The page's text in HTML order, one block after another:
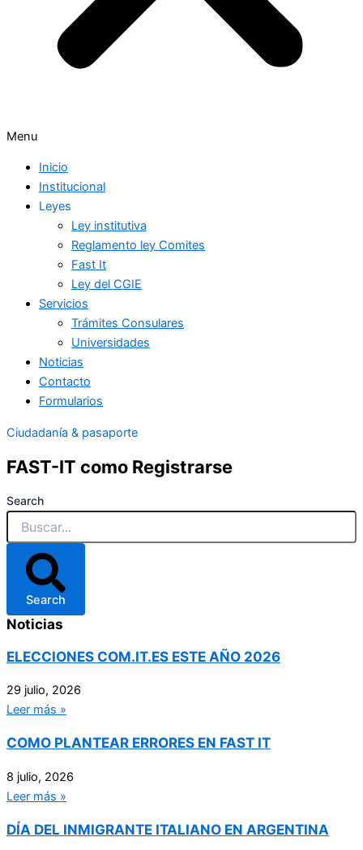
Menu
Inicio
Institucional
Leyes
Ley institutiva
Reglamento ley Comites
Fast It
Ley del CGIE
Servicios
Trámites Consulares
Universidades
Noticias
Contacto
Formularios
Ciudadanía & pasaporte
FAST-IT como Registrarse
Search
Search
Noticias
ELECCIONES COM.IT.ES ESTE AÑO 2026
29 julio, 2026
Leer más »
COMO PLANTEAR ERRORES EN FAST IT
8 julio, 2026
Leer más »
DÍA DEL INMIGRANTE ITALIANO EN ARGENTINA